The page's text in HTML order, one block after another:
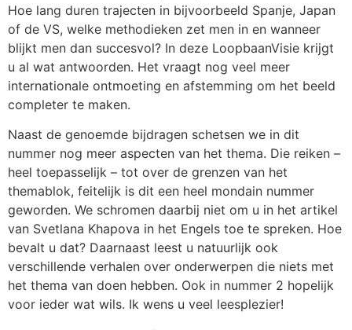
Hoe lang duren trajecten in bijvoorbeeld Spanje, Japan
of de VS, welke methodieken zet men in en wanneer
blijkt men dan succesvol? In deze LoopbaanVisie krijgt
u al wat antwoorden. Het vraagt nog veel meer
internationale ontmoeting en afstemming om het beeld
completer te maken.
Naast de genoemde bijdragen schetsen we in dit
nummer nog meer aspecten van het thema. Die reiken –
heel toepasselijk – tot over de grenzen van het
themablok, feitelijk is dit een heel mondain nummer
geworden. We schromen daarbij niet om u in het artikel
van Svetlana Khapova in het Engels toe te spreken. Hoe
bevalt u dat? Daarnaast leest u natuurlijk ook
verschillende verhalen over onderwerpen die niets met
het thema van doen hebben. Ook in nummer 2 hopelijk
voor ieder wat wils. Ik wens u veel leesplezier!